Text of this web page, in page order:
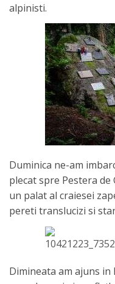
alpinisti.
Duminica ne-am
plecat spre Pestera de
un palat al craiesei
pereti translucizi si
Dimineata am ajuns